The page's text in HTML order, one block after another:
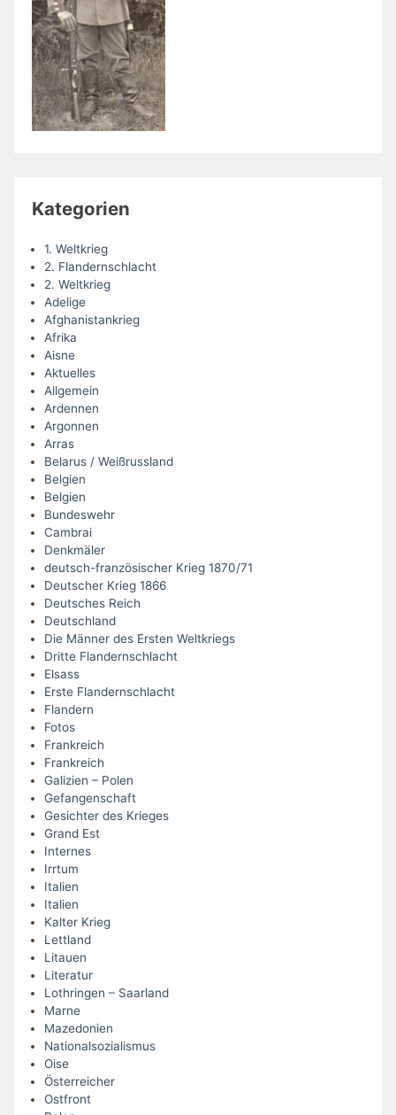
Kategorien
1. Weltkrieg
2. Flandernschlacht
2. Weltkrieg
Adelige
Afghanistankrieg
Afrika
Aisne
Aktuelles
Allgemein
Ardennen
Argonnen
Arras
Belarus / Weißrussland
Belgien
Belgien
Bundeswehr
Cambrai
Denkmäler
deutsch-französischer Krieg 1870/71
Deutscher Krieg 1866
Deutsches Reich
Deutschland
Die Männer des Ersten Weltkriegs
Dritte Flandernschlacht
Elsass
Erste Flandernschlacht
Flandern
Fotos
Frankreich
Frankreich
Galizien – Polen
Gefangenschaft
Gesichter des Krieges
Grand Est
Internes
Irrtum
Italien
Italien
Kalter Krieg
Lettland
Litauen
Literatur
Lothringen – Saarland
Marne
Mazedonien
Nationalsozialismus
Oise
Österreicher
Ostfront